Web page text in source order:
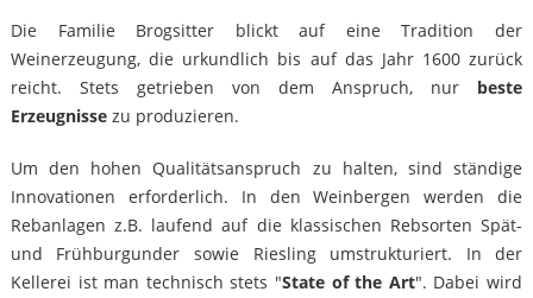
Die Familie Brogsitter blickt auf eine Tradition der
Weinerzeugung, die urkundlich bis auf das Jahr 1600 zurück
reicht. Stets getrieben von dem Anspruch, nur beste
Erzeugnissezu produzieren.
Um den hohen Qualitätsanspruch zu halten, sind ständige
Innovationen erforderlich. In den Weinbergen werden die
Rebanlagen z.B. laufend auf die klassischen Rebsorten Spät-
und Frühburgunder sowie Riesling umstrukturiert. In der
Kellerei ist man technisch stets "State of the Art". Dabei wird